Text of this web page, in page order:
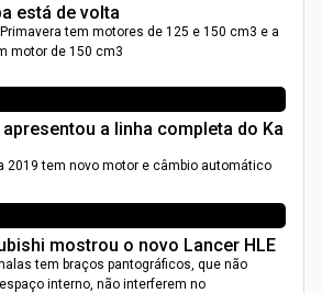
está de volta
tem motores de 125 e 150 cm3 e a
motor de 150 cm3
apresentou a linha completa do Ka
2019 tem novo motor e câmbio automático
mostrou o novo Lancer HLE
tem braços pantográficos, que não
interno, não interferem no